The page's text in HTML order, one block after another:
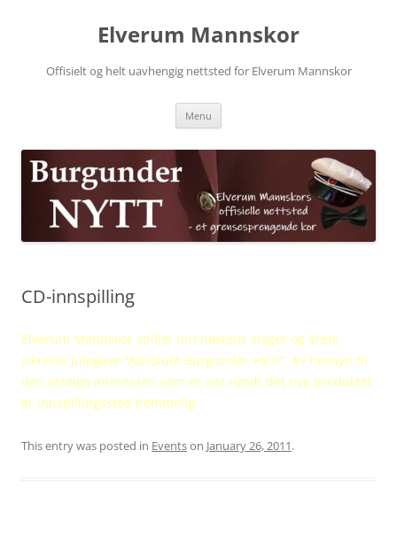
Elverum Mannskor
Offisielt og helt uavhengig nettsted for Elverum Mannskor
Menu
CD-innspilling
Elverum Mannskor spiller inn høstens slager og årets
sikreste julegave “Absolute Burgunder vol.II”. Av hensyn til
den veldige interessen som er vist rundt det nye produktet
er innspillingssted hemmelig.
This entry was posted in Eventson January 26, 2011.